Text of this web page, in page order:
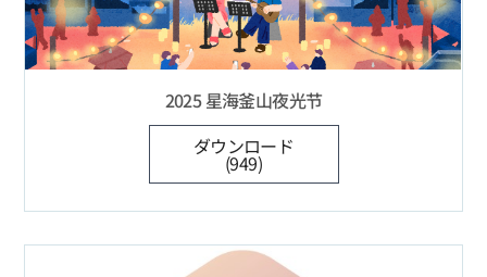
2025 星海釜山夜光节
ダウンロード
(949)